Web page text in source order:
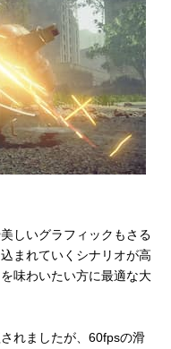
しいグラフィックもさる
まれていくシナリオが高
味わいたい方に最適な大
れましたが、60fpsの滑